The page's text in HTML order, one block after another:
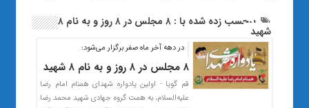
برچسب زده شده با : ۸ مجلس در ۸ روز و به نام ۸
شهید
در دهه آخر ماه صفر برگزار می‌شود:
۸ مجلس در ۸ روز و به نام ۸ شهید
قم گویا - اولین یادواره شهدای همنام امام رضا
علیه‌السلام، به همت گروه جهادی شهید محمد رضا